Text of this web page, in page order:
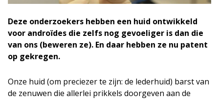
Deze onderzoekers hebben een huid ontwikkeld
voor androïdes die zelfs nog gevoeliger is dan die
van ons (beweren ze). En daar hebben ze nu patent
op gekregen.
Onze huid (om preciezer te zijn: de lederhuid) barst van
de zenuwen die allerlei prikkels doorgeven aan de